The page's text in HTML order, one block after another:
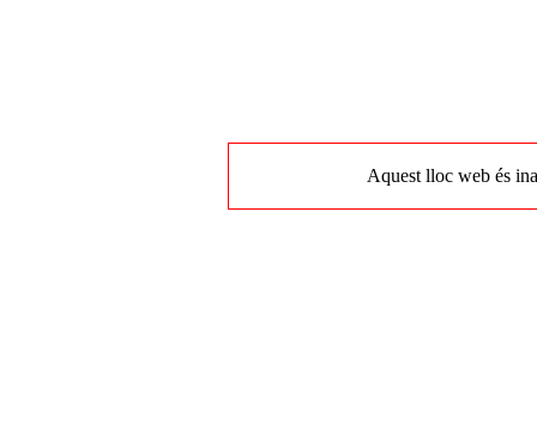
Aquest lloc web és